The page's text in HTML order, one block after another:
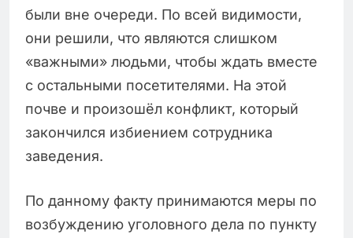
были вне очереди. По всей видимости,
они решили, что являются слишком
«важными» людьми, чтобы ждать вместе
с остальными посетителями. На этой
почве и произошёл конфликт, который
закончился избиением сотрудника
заведения.
По данному факту принимаются меры по
возбуждению уголовного дела по пункту